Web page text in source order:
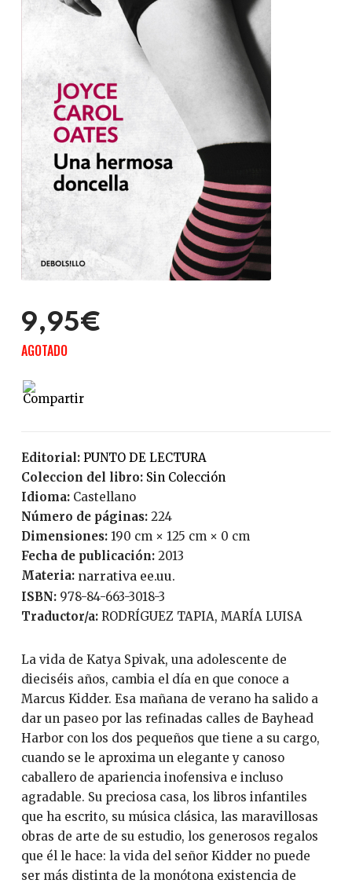
9,95€
AGOTADO
Editorial:
PUNTO DE LECTURA
Coleccion del libro:
Sin Colección
Idioma:
Castellano
Número de páginas:
224
Dimensiones: 190 cm × 125 cm × 0 cm
Fecha de publicación:
2013
Materia: narrativa ee.uu.
ISBN:
978-84-663-3018-3
Traductor/a:
RODRÍGUEZ TAPIA, MARÍA LUISA
La vida de Katya Spivak, una adolescente de
dieciséis años, cambia el día en que conoce a
Marcus Kidder. Esa mañana de verano ha salido a
dar un paseo por las refinadas calles de Bayhead
Harbor con los dos pequeños que tiene a su cargo,
cuando se le aproxima un elegante y canoso
caballero de apariencia inofensiva e incluso
agradable. Su preciosa casa, los libros infantiles
que ha escrito, su música clásica, las maravillosas
obras de arte de su estudio, los generosos regalos
que él le hace: la vida del señor Kidder no puede
ser más distinta de la monótona existencia de